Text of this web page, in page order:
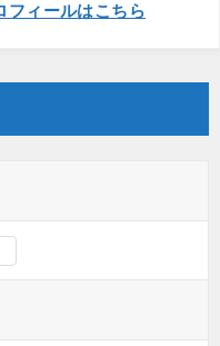
フィールはこちら